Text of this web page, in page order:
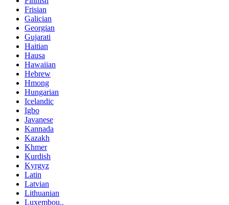
Frisian
Galician
Georgian
Gujarati
Haitian
Hausa
Hawaiian
Hebrew
Hmong
Hungarian
Icelandic
Igbo
Javanese
Kannada
Kazakh
Khmer
Kurdish
Kyrgyz
Latin
Latvian
Lithuanian
Luxembou..